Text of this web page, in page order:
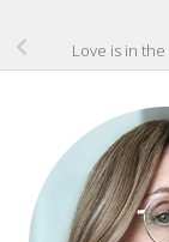
Love is in